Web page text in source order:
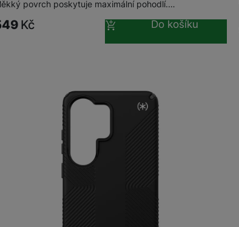
povrch poskytuje maximální pohodlí.…
Kč Do košíku